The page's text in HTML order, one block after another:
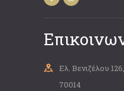
Ελ. Βενιζέλου
70014